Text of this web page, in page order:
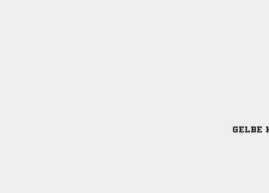
GELBE